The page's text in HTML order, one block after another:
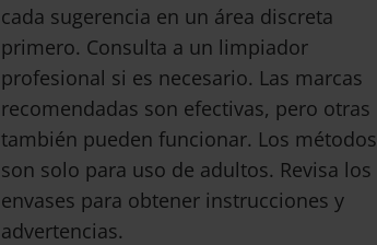
cada sugerencia en un área discreta
primero. Consulta a un limpiador
profesional si es necesario. Las marcas
recomendadas son efectivas, pero otras
también pueden funcionar. Los métodos
son solo para uso de adultos. Revisa los
envases para obtener instrucciones y
advertencias.